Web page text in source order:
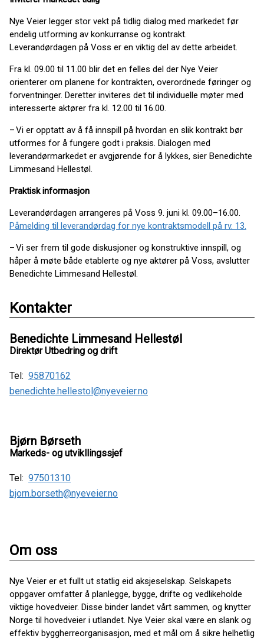
Nye Veier legger stor vekt på tidlig dialog med markedet før
endelig utforming av konkurranse og kontrakt.
Leverandørdagen på Voss er en viktig del av dette arbeidet.
Fra kl. 09.00 til 11.00 blir det en felles del der Nye Veier
orienterer om planene for kontrakten, overordnede føringer og
forventninger. Deretter inviteres det til individuelle møter med
interesserte aktører fra kl. 12.00 til 16.00.
– Vi er opptatt av å få innspill på hvordan en slik kontrakt bør
utformes for å fungere godt i praksis. Dialogen med
leverandørmarkedet er avgjørende for å lykkes, sier Benedichte
Limmesand Hellestøl.
Praktisk informasjon
Leverandørdagen arrangeres på Voss 9. juni kl. 09.00–16.00.
Påmelding til leverandørdag for nye kontraktsmodell på rv. 13.
– Vi ser frem til gode diskusjoner og konstruktive innspill, og
håper å møte både etablerte og nye aktører på Voss, avslutter
Benedichte Limmesand Hellestøl.
Kontakter
Benedichte Limmesand Hellestøl
Direktør Utbedring og drift
Tel: 95870162
benedichte.hellestol@nyeveier.no
Bjørn Børseth
Markeds- og utvikllingssjef
Tel: 97501310
bjorn.borseth@nyeveier.no
Om oss
Nye Veier er et fullt ut statlig eid aksjeselskap. Selskapets
oppgaver omfatter å planlegge, bygge, drifte og vedlikeholde
viktige hovedveier. Disse binder landet vårt sammen, og knytter
Norge til hovedveier i utlandet. Nye Veier skal være en slank og
effektiv byggherreorganisasjon, med et mål om å sikre helhetlig